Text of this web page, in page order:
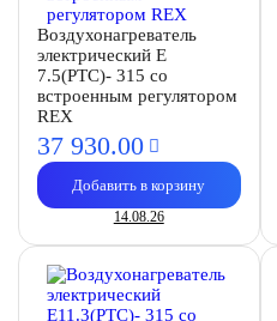
Воздухонагреватель
электрический E
7.5(PTC)- 315 со
встроенным регулятором
REX
37 930.00
Добавить в корзину
14.08.26